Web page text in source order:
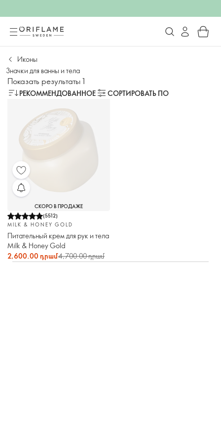
Иконы
Значки для ванны и тела
Показать результаты 1
РЕКОММЕНДОВАННОЕ СОРТИРОВАТЬ ПО
СКОРО В ПРОДАЖЕ
(5512)
MILK & HONEY GOLD
Питательный крем для рук и тела
Milk & Honey Gold
2,600.00 դրամ4,700.00 դրամ